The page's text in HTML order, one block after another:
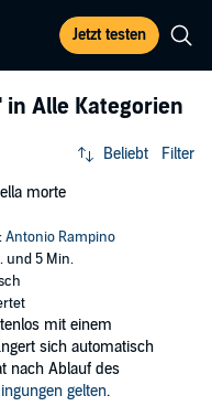
Jetzt testen
in Alle Kategorien
Beliebt Filter
morte
Antonio Rampino
und 5 Min.
mit einem
sich automatisch
nach Ablauf des
gelten.